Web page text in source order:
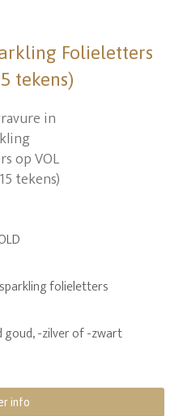
Folieletters
tekens)
folieletters
goud, -zilver of -zwart
info